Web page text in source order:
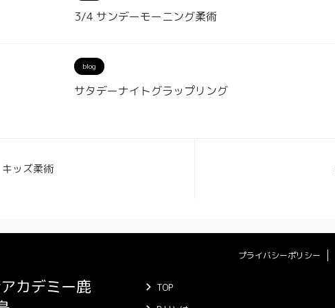
3/4 サンデーモーニング柔術
blog
サタデーナイトグラップリング
キッズ柔術
プライバシーポリシー
TOP